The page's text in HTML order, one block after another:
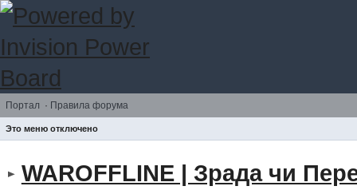
Портал · Правила форума
Это меню отключено
WAROFFLINE | Зрада чи